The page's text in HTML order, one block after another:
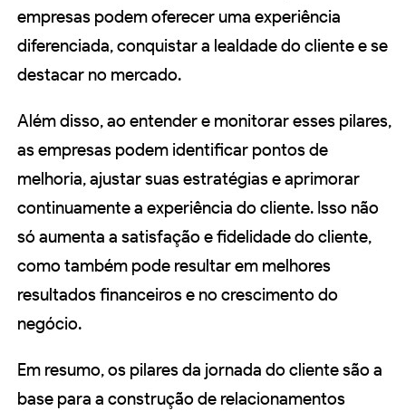
empresas podem oferecer uma experiência
diferenciada, conquistar a lealdade do cliente e se
destacar no mercado.
Além disso, ao entender e monitorar esses pilares,
as empresas podem identificar pontos de
melhoria, ajustar suas estratégias e aprimorar
continuamente a experiência do cliente. Isso não
só aumenta a satisfação e fidelidade do cliente,
como também pode resultar em melhores
resultados financeiros e no crescimento do
negócio.
Em resumo, os pilares da jornada do cliente são a
base para a construção de relacionamentos